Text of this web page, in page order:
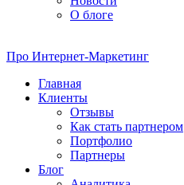
О блоге
Про Интернет-Маркетинг
Главная
Клиенты
Отзывы
Как стать партнером
Портфолио
Партнеры
Блог